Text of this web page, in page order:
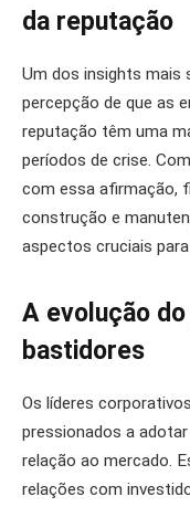
da reputação
Um dos insights mais
percepção de que as
reputação têm uma
períodos de crise.
com essa afirmação,
construção e
aspectos cruciais
A evolução
bastidores
Os líderes
pressionados a
relação ao mercado.
relações com